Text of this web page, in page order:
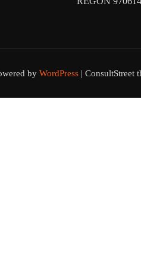
by WordPress | ConsultStreet